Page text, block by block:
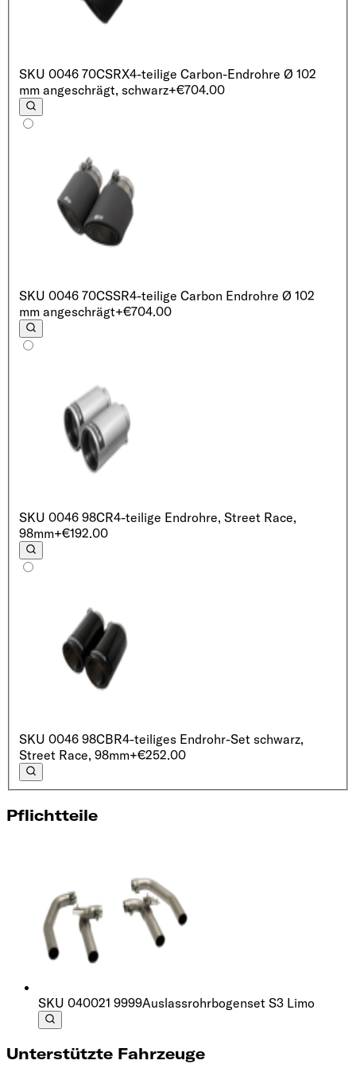
SKU 0046 70CSRX4-teilige Carbon-Endrohre Ø 102
mm angeschrägt, schwarz+€704.00
SKU 0046 70CSSR4-teilige Carbon Endrohre Ø 102
mm angeschrägt+€704.00
SKU 0046 98CR4-teilige Endrohre, Street Race,
98mm+€192.00
SKU 0046 98CBR4-teiliges Endrohr-Set schwarz,
Street Race, 98mm+€252.00
Pflichtteile
SKU 040021 9999Auslassrohrbogenset S3 Limo
Unterstützte Fahrzeuge